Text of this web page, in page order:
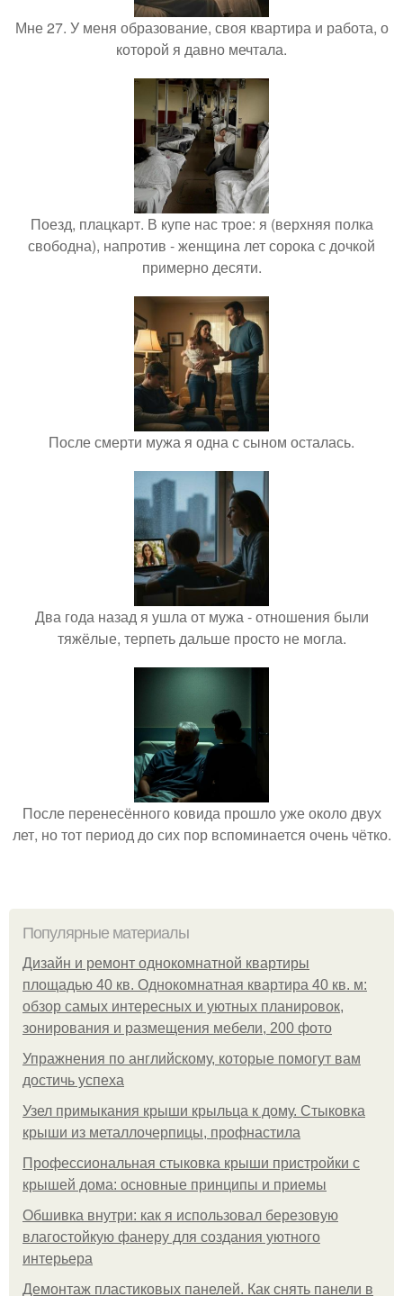
Мне 27. У меня образование, своя квартира и работа, о
которой я давно мечтала.
Поезд, плацкарт. В купе нас трое: я (верхняя полка
свободна), напротив - женщина лет сорока с дочкой
примерно десяти.
После смерти мужа я одна с сыном осталась.
Два года назад я ушла от мужа - отношения были
тяжёлые, терпеть дальше просто не могла.
После перенесённого ковида прошло уже около двух
лет, но тот период до сих пор вспоминается очень чётко.
Популярные материалы
Дизайн и ремонт однокомнатной квартиры
площадью 40 кв. Однокомнатная квартира 40 кв. м:
обзор самых интересных и уютных планировок,
зонирования и размещения мебели, 200 фото
Упражнения по английскому, которые помогут вам
достичь успеха
Узел примыкания крыши крыльца к дому. Стыковка
крыши из металлочерпицы, профнастила
Профессиональная стыковка крыши пристройки с
крышей дома: основные принципы и приемы
Обшивка внутри: как я использовал березовую
влагостойкую фанеру для создания уютного
интерьера
Демонтаж пластиковых панелей. Как снять панели в